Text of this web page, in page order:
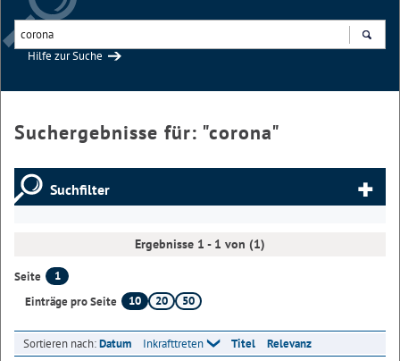
Hilfe zur Suche
Suchergebnisse für: "corona"
Suchfilter
Ergebnisse 1 - 1 von (1)
Seite
1
Einträge pro Seite
10 20 50
Sortieren nach:Datum Inkrafttreten Titel Relevanz